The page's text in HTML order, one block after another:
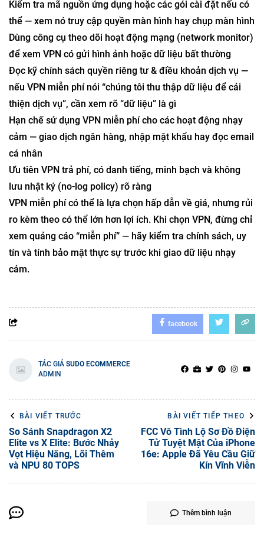
Kiểm tra mã nguồn ứng dụng hoặc các gói cài đặt nếu có
thể — xem nó truy cập quyền màn hình hay chụp màn hình
Dùng công cụ theo dõi hoạt động mạng (network monitor)
để xem VPN có gửi hình ảnh hoặc dữ liệu bất thường
Đọc kỹ chính sách quyền riêng tư & điều khoản dịch vụ —
nếu VPN miễn phí nói “chúng tôi thu thập dữ liệu để cải
thiện dịch vụ”, cần xem rõ “dữ liệu” là gì
Hạn chế sử dụng VPN miễn phí cho các hoạt động nhạy
cảm — giao dịch ngân hàng, nhập mật khẩu hay đọc email
cá nhân
Ưu tiên VPN trả phí, có danh tiếng, minh bạch và không
lưu nhật ký (no-log policy) rõ ràng
VPN miễn phí có thể là lựa chọn hấp dẫn về giá, nhưng rủi
ro kèm theo có thể lớn hơn lợi ích. Khi chọn VPN, đừng chỉ
xem quảng cáo “miễn phí” — hãy kiểm tra chính sách, uy
tín và tính bảo mật thực sự trước khi giao dữ liệu nhạy
cảm.
facebook
TÁC GIẢ SUDO ECOMMERCE
ADMIN
BÀI VIẾT TRƯỚC
So Sánh Snapdragon X2
Elite vs X Elite: Bước Nhảy
Vọt Hiệu Năng, Lõi Thêm
và NPU 80 TOPS
BÀI VIẾT TIẾP THEO
FCC Vô Tình Lộ Sơ Đồ Điện
Tử Tuyệt Mật Của iPhone
16e: Apple Đã Yêu Cầu Giữ
Kín Vĩnh Viễn
Thêm bình luận